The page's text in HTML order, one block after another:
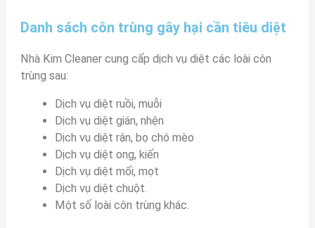
Danh sách côn trùng gây hại cần tiêu diệt
Nhà Kim Cleaner cung cấp dịch vụ diệt các loài côn
trùng sau:
Dịch vụ diệt ruồi, muỗi
Dịch vụ diệt gián, nhện
Dịch vụ diệt rận, bọ chó mèo
Dịch vụ diệt ong, kiến
Dịch vụ diệt mối, mọt
Dịch vụ diệt chuột.
Một số loài côn trùng khác.